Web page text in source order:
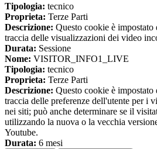
Tipologia: tecnico
Proprieta: Terze Parti
Descrizione: Questo cookie è impostato
traccia delle visualizzazioni dei video
Durata: Sessione
Nome: VISITOR_INFO1_LIVE
Tipologia: tecnico
Proprieta: Terze Parti
Descrizione: Questo cookie è impostato
traccia delle preferenze dell'utente per i
nei siti; può anche determinare se il
utilizzando la nuova o la vecchia
Youtube.
Durata: 6 mesi